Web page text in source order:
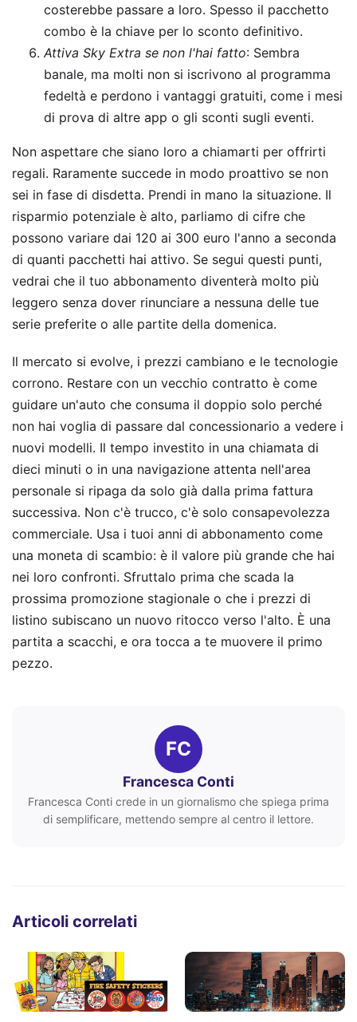
costerebbe passare a loro. Spesso il pacchetto
combo è la chiave per lo sconto definitivo.
Attiva Sky Extra se non l'hai fatto: Sembra
banale, ma molti non si iscrivono al programma
fedeltà e perdono i vantaggi gratuiti, come i mesi
di prova di altre app o gli sconti sugli eventi.
Non aspettare che siano loro a chiamarti per offrirti
regali. Raramente succede in modo proattivo se non
sei in fase di disdetta. Prendi in mano la situazione. Il
risparmio potenziale è alto, parliamo di cifre che
possono variare dai 120 ai 300 euro l'anno a seconda
di quanti pacchetti hai attivo. Se segui questi punti,
vedrai che il tuo abbonamento diventerà molto più
leggero senza dover rinunciare a nessuna delle tue
serie preferite o alle partite della domenica.
Il mercato si evolve, i prezzi cambiano e le tecnologie
corrono. Restare con un vecchio contratto è come
guidare un'auto che consuma il doppio solo perché
non hai voglia di passare dal concessionario a vedere i
nuovi modelli. Il tempo investito in una chiamata di
dieci minuti o in una navigazione attenta nell'area
personale si ripaga da solo già dalla prima fattura
successiva. Non c'è trucco, c'è solo consapevolezza
commerciale. Usa i tuoi anni di abbonamento come
una moneta di scambio: è il valore più grande che hai
nei loro confronti. Sfruttalo prima che scada la
prossima promozione stagionale o che i prezzi di
listino subiscano un nuovo ritocco verso l'alto. È una
partita a scacchi, e ora tocca a te muovere il primo
pezzo.
FC
Francesca Conti
Francesca Conti crede in un giornalismo che spiega prima
di semplificare, mettendo sempre al centro il lettore.
Articoli correlati